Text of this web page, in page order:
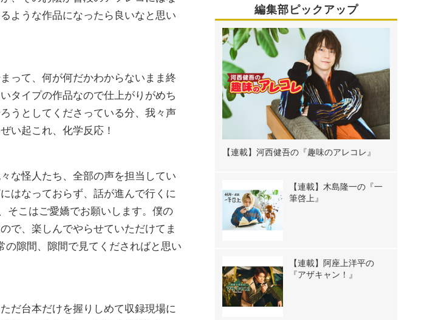
ような作品になったら良いなと思い
って、何が何だかわからないまま終
タイプの作品なので仕上がりがめち
うとしてくださっている分、我々声
い起これ、化学反応！
な怪人たち、全部の声を担当してい
はなっておらず、話が進んで行くに
そこはご愛嬌でお願いします。僕の
で、楽しんでやらせていただけてま
隙間、隙間で見てくださればと思い
だ台本だけを握りしめて収録現場に
編集部ピックアップ
【連載】河西健吾の『趣味のアレコレ』
【連載】木島隆一の『一
筆啓上』
【連載】阿座上洋平の
『アザキャン！』